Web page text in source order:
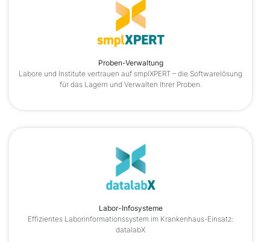
Proben-Verwaltung
Labore und Institute vertrauen auf smplXPERT – die Softwarelösung
für das Lagern und Verwalten Ihrer Proben.
Labor-Infosysteme
Effizientes Laborinformationssystem im Krankenhaus-Einsatz:
datalabX